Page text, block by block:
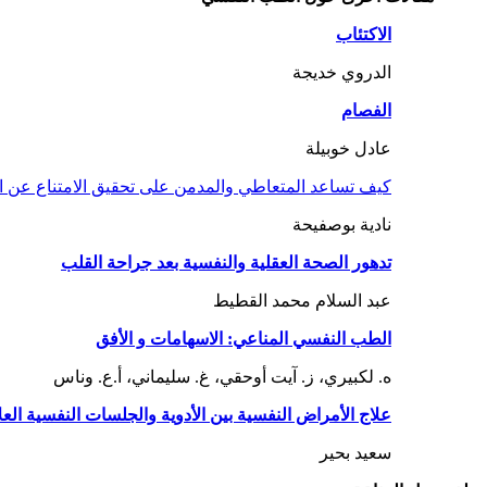
الاكتئاب
الدروي خديجة
الفصام
عادل خوبيلة
كيف تساعد المتعاطي والمدمن على تحقيق الامتناع عن
نادية بوصفيحة
تدهور الصحة العقلية والنفسية بعد جراحة القلب
عبد السلام محمد القطيط
الطب النفسي المناعي: الاسهامات و الأفق
ه. لكبيري، ز. آيت أوحقي، غ. سليماني، أ.ع. وناس
علاج الأمراض النفسية بين الأدوية والجلسات النفسية
سعيد بحير